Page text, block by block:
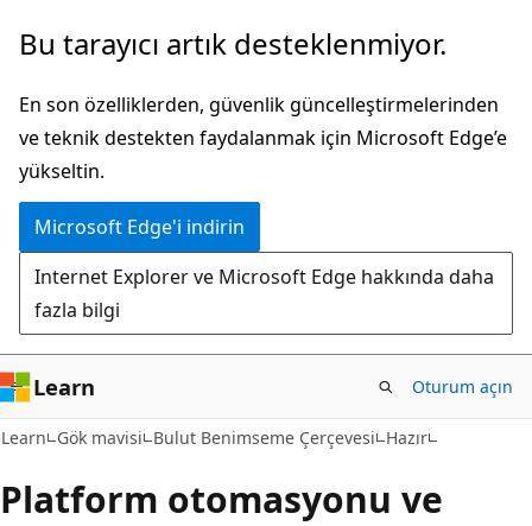
Ana
atla
Bu tarayıcı artık desteklenmiyor.
En son özelliklerden, güvenlik güncelleştirmelerinden
ve teknik destekten faydalanmak için Microsoft Edge’e
yükseltin.
Microsoft Edge'i indirin
Internet Explorer ve Microsoft Edge hakkında daha
fazla bilgi
Learn Oturum açın
Learn Gök mavisi Bulut Benimseme Çerçevesi Hazır
Platform otomasyonu ve